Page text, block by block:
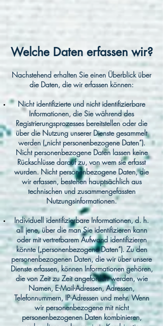
Welche Daten erfassen wir?
Nachstehend erhalten Sie einen Überblick über
die Daten, die wir erfassen können:
Nicht identifizierte und nicht identifizierbare
Informationen, die Sie während des
Registrierungsprozesses bereitstellen oder die
über die Nutzung unserer Dienste gesammelt
werden („nicht personenbezogene Daten“).
Nicht personenbezogene Daten lassen keine
Rückschlüsse darauf zu, von wem sie erfasst
wurden. Nicht personenbezogene Daten, die
wir erfassen, bestehen hauptsächlich aus
technischen und zusammengefassten
Nutzungsinformationen.
Individuell identifizierbare Informationen, d. h.
all jene, über die man Sie identifizieren kann
oder mit vertretbarem Aufwand identifizieren
könnte („personenbezogene Daten“). Zu den
personenbezogenen Daten, die wir über unsere
Dienste erfassen, können Informationen gehören,
die von Zeit zu Zeit angefordert werden, wie
Namen, E-Mail-Adressen, Adressen,
Telefonnummern, IP-Adressen und mehr. Wenn
wir personenbezogene mit nicht
personenbezogenen Daten kombinieren,